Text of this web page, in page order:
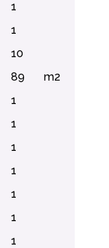
1
1
10
89
m2
1
1
1
1
1
1
1